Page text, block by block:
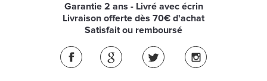
Garantie 2 ans - Livré avec écrin
Livraison offerte dès 70€ d'achat
Satisfait ou remboursé